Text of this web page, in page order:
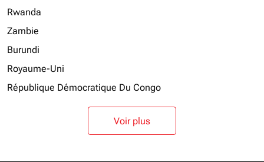
Rwanda
Zambie
Burundi
Royaume-Uni
République Démocratique Du Congo
Voir plus